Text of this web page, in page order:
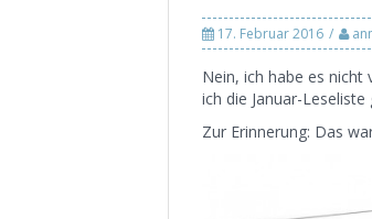
17. Februar 2016
Nein, ich habe es nicht
ich die Januar-
Zur Erinnerung: Das